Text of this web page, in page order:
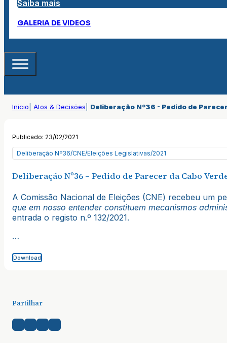
Saiba mais
GALERIA DE VIDEOS
Inicio Atos & Decisões Deliberação Nº36 - Pedido de
Publicado: 23/02/2021
Deliberação Nº36/CNE/Eleições Legislativas/2021
Deliberação Nº36 – Pedido de Parecer da Cabo
A Comissão Nacional de Eleições (CNE) recebeu um
que em nosso entender constituem mecanismos
entrada o registo n.º 132/2021.
…
Download
Partilhar